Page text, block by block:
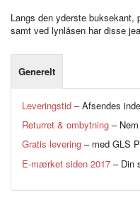
Langs den yderste buksekant,
samt ved lynlåsen har disse
Generelt
Leveringstid – Afsendes
Returret & ombytning –
Gratis levering – med GLS
E-mærket siden 2017 – Din